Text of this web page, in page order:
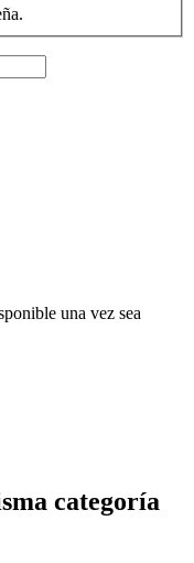
una vez sea
categoría